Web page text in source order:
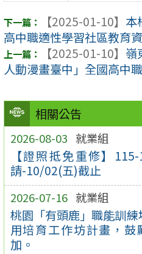
相關公告
2026-08-03 就業組
【證照抵免重修】
請-10/02(五)截止
2026-07-16 就業組
桃園「有頭鹿」職能訓
用培育工作坊計畫，
加。
【2025-01-10】 本
高中職適性學習社區教育
【2025-01-10】 嶺
人動漫畫臺中」全國高中